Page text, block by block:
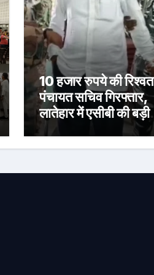
10 हजार रुपये की
पंचायत सचिव गिरफ्तार,
लातेहार में एसीबी की बड़ी
कार्रवाई